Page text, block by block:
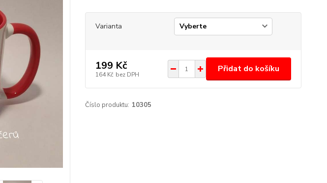
Varianta
199 Kč
164 Kč bez DPH
Přidat do košíku
Číslo produktu: 10305